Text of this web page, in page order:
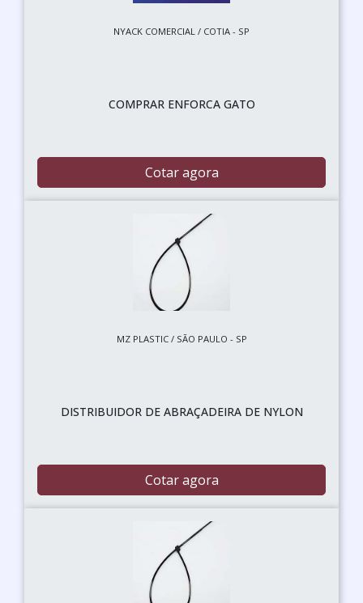
NYACK COMERCIAL / COTIA - SP
COMPRAR ENFORCA GATO
Cotar agora
MZ PLASTIC / SÃO PAULO - SP
DISTRIBUIDOR DE ABRAÇADEIRA DE NYLON
Cotar agora